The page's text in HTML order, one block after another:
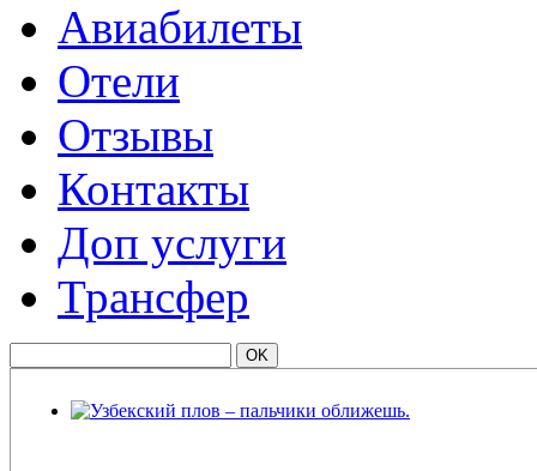
Авиабилеты
Отели
Отзывы
Контакты
Доп услуги
Трансфер